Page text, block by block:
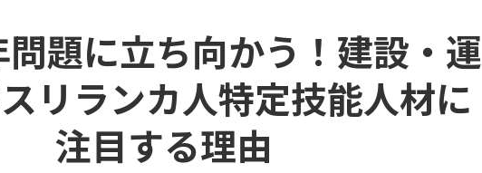
題に立ち向かう！建設・運
リランカ人特定技能人材に
注目する理由